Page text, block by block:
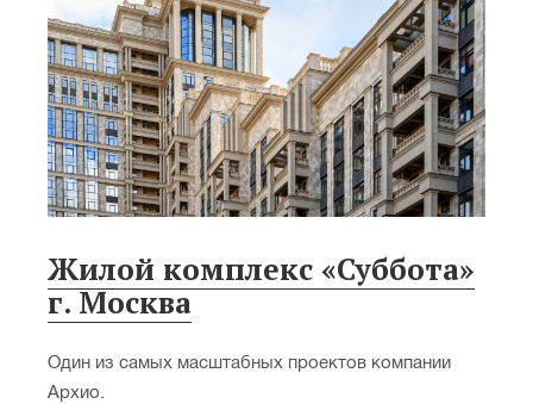
Жилой комплекс «Суббота»
г. Москва
Один из самых масштабных проектов компании
Архио.